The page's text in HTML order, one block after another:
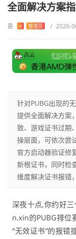
全面解决方案
喜 V 管理员 / 2026-
针对PUBG出现的
提供全面解决方案
致、游戏证书过期
操层面，可依次尝
官方启动器验证修
新根证书，同时检
维度解决证书报错
深夜十点,你约好
n.xin的PUBG排位
“无效证书”的报